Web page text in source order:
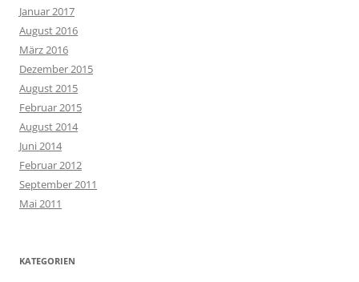
Januar 2017
August 2016
März 2016
Dezember 2015
August 2015
Februar 2015
August 2014
Juni 2014
Februar 2012
September 2011
Mai 2011
KATEGORIEN